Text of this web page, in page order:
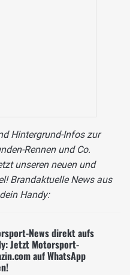
Hintergrund-Infos zur
Rennen und Co.
unseren neuen und
Brandaktuelle News aus
Handy:
News direkt aufs
Jetzt Motorsport-
auf WhatsApp